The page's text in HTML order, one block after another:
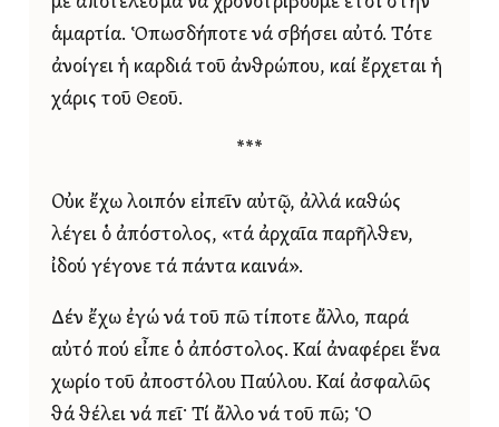
ἁμαρτία. Ὁπωσδήποτε νά σβήσει αὐτό. Τότε
ἀνοίγει ἡ καρδιά τοῦ ἀνθρώπου, καί ἔρχεται ἡ
χάρις τοῦ Θεοῦ.
***
Οὐκ ἔχω λοιπόν εἰπεῖν αὐτῷ, ἀλλά καθώς
λέγει ὁ ἀπόστολος, «τά ἀρχαῖα παρῆλθεν,
ἰδού γέγονε τά πάντα καινά».
Δέν ἔχω ἐγώ νά τοῦ πῶ τίποτε ἄλλο, παρά
αὐτό πού εἶπε ὁ ἀπόστολος. Καί ἀναφέρει ἕνα
χωρίο τοῦ ἀποστόλου Παύλου. Καί ἀσφαλῶς
θά θέλει νά πεῖ· Τί ἄλλο νά τοῦ πῶ; Ὁ